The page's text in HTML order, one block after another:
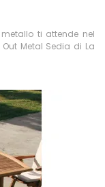
ti attende nel
Metal Sedia di La